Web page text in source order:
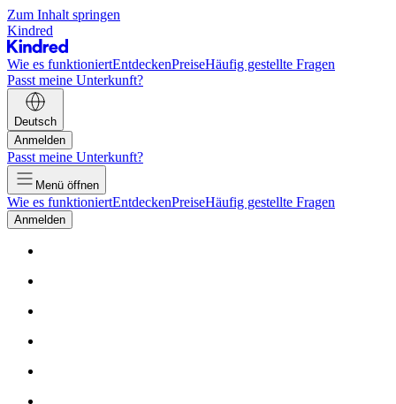
Zum Inhalt springen
Kindred
Wie es funktioniertEntdeckenPreiseHäufig gestellte Fragen
Passt meine Unterkunft?
Deutsch
Anmelden
Passt meine Unterkunft?
Menü öffnen
Wie es funktioniertEntdeckenPreiseHäufig gestellte Fragen
Anmelden